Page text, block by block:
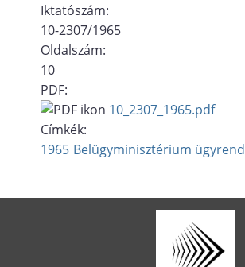
Iktatószám:
10-2307/1965
Oldalszám:
10
PDF:
10_2307_1965.pdf
Címkék:
1965 Belügyminisztérium ügyrend